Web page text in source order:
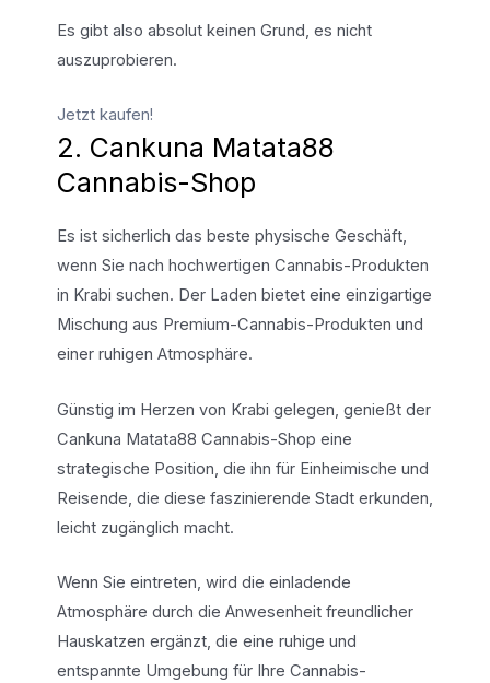
Es gibt also absolut keinen Grund, es nicht
auszuprobieren.
Jetzt kaufen!
2. Cankuna Matata88
Cannabis-Shop
Es ist sicherlich das beste physische Geschäft,
wenn Sie nach hochwertigen Cannabis-Produkten
in Krabi suchen. Der Laden bietet eine einzigartige
Mischung aus Premium-Cannabis-Produkten und
einer ruhigen Atmosphäre.
Günstig im Herzen von Krabi gelegen, genießt der
Cankuna Matata88 Cannabis-Shop eine
strategische Position, die ihn für Einheimische und
Reisende, die diese faszinierende Stadt erkunden,
leicht zugänglich macht.
Wenn Sie eintreten, wird die einladende
Atmosphäre durch die Anwesenheit freundlicher
Hauskatzen ergänzt, die eine ruhige und
entspannte Umgebung für Ihre Cannabis-